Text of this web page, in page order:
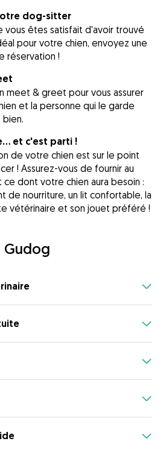
dog-sitter
vous êtes satisfait d'avoir trouvé
pour votre chien, envoyez une
réservation !
meet & greet pour vous assurer
et la personne qui le garde
et c'est parti !
de votre chien est sur le point
! Assurez-vous de fournir au
dont votre chien aura besoin :
de nourriture, un lit confortable, la
vétérinaire et son jouet préféré !
Gudog